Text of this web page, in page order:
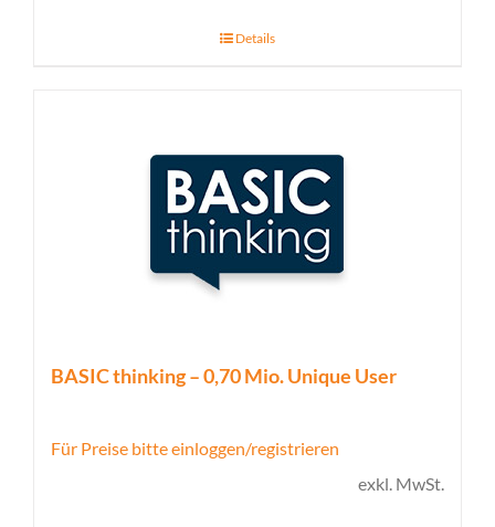
Details
BASIC thinking – 0,70 Mio. Unique User
Für Preise bitte einloggen/registrieren
exkl. MwSt.